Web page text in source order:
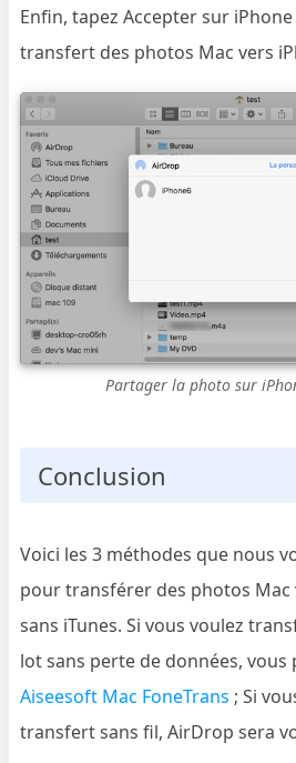
Enfin, tapez Accepter sur
transfert des photos Mac vers
Partager la photo sur
Conclusion
Voici les 3 méthodes que nous
pour transférer des photos Mac
sans iTunes. Si vous voulez
lot sans perte de données, vous
Aiseesoft Mac FoneTrans ; Si
transfert sans fil, AirDrop sera